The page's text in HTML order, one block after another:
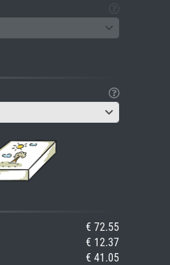
€ 72.55
€ 12.37
€ 41.05